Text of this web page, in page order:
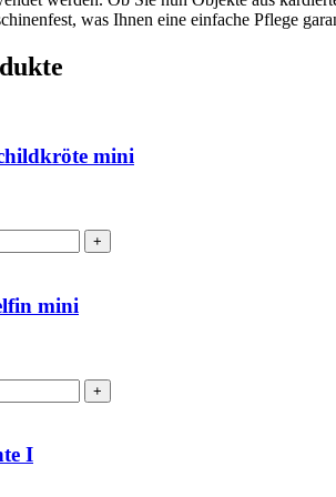
was Ihnen eine einfache Pflege
mini
mini
I